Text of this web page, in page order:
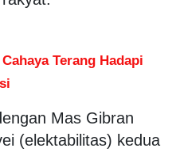
Terang Hadapi
Mas Gibran
(elektabilitas) kedua